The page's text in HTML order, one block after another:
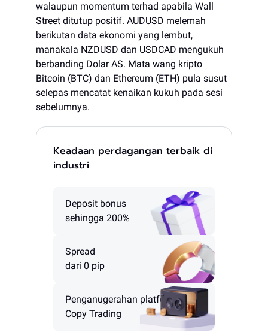
walaupun momentum terhad apabila Wall
Street ditutup positif. AUDUSD melemah
berikutan data ekonomi yang lembut,
manakala NZDUSD dan USDCAD mengukuh
berbanding Dolar AS. Mata wang kripto
Bitcoin (BTC) dan Ethereum (ETH) pula susut
selepas mencatat kenaikan kukuh pada sesi
sebelumnya.
Keadaan perdagangan terbaik di
industri
Deposit bonus
sehingga 200%
Spread
dari 0 pip
Penganugerahan platform
Copy Trading